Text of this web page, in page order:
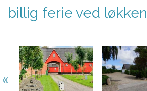
billig ferie ved løkken